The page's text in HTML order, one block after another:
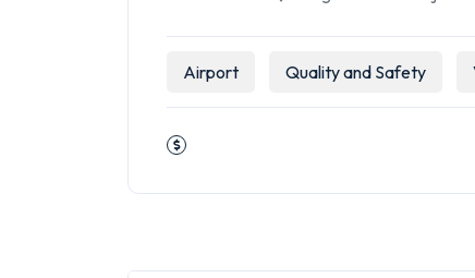
Airport Quality and Safety